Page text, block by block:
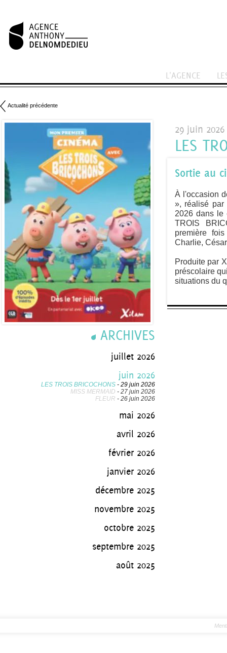
L'AGENCE
Actualité précédente
ARCHIVES
juillet 2026
juin 2026
LES TROIS BRICOCHONS - 29 juin 2026
MISS MERMAID - 27 juin 2026
FLEUR - 26 juin 2026
mai 2026
avril 2026
février 2026
janvier 2026
décembre 2025
novembre 2025
octobre 2025
septembre 2025
août 2025
29 juin 2026
LES
Sortie au
À l'occasion
», réalisé par
2026 dans le
TROIS
première
Charlie,
Produite par
préscolaire
situations du